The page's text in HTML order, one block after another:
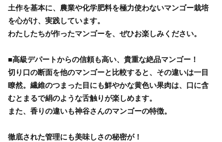
土作を基本に、農業や化学肥料を極力使わないマンゴー栽培
を心がけ、実践しています。
わたしたちが作ったマンゴーを、ぜひお楽しみください。
■高級デパートからの信頼も高い、貴重な絶品マンゴー！
切り口の断面を他のマンゴーと比較すると、その違いは一目
瞭然。繊維のつまった目にも鮮やかな黄色い果肉は、口に含
むとまるで絹のような舌触りが楽しめます。
また、香りの違いも神谷さんのマンゴーの特徴。
徹底された管理にも美味しさの秘密が！